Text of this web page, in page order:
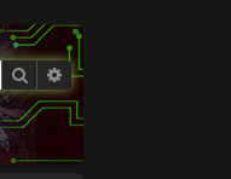
BuscarBúsqueda avanzada